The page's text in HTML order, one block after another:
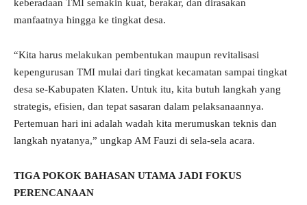
keberadaan TMI semakin kuat, berakar, dan dirasakan
manfaatnya hingga ke tingkat desa.
“Kita harus melakukan pembentukan maupun revitalisasi
kepengurusan TMI mulai dari tingkat kecamatan sampai tingkat
desa se-Kabupaten Klaten. Untuk itu, kita butuh langkah yang
strategis, efisien, dan tepat sasaran dalam pelaksanaannya.
Pertemuan hari ini adalah wadah kita merumuskan teknis dan
langkah nyatanya,” ungkap AM Fauzi di sela-sela acara.
TIGA POKOK BAHASAN UTAMA JADI FOKUS
PERENCANAAN